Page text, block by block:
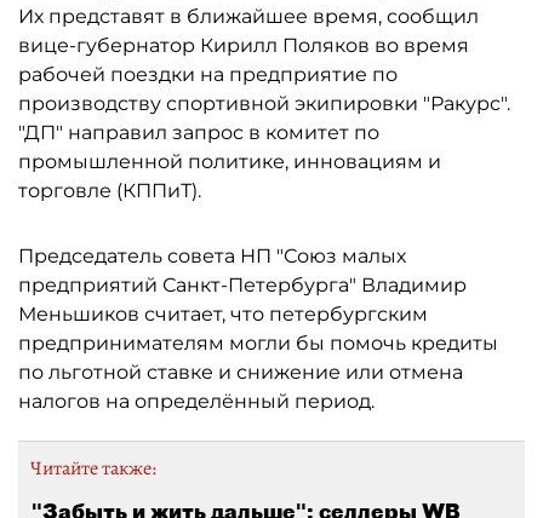
Их представят в ближайшее время, сообщил
вице-губернатор Кирилл Поляков во время
рабочей поездки на предприятие по
производству спортивной экипировки "Ракурс".
"ДП" направил запрос в комитет по
промышленной политике, инновациям и
торговле (КППиТ).
Председатель совета НП "Союз малых
предприятий Санкт-Петербурга" Владимир
Меньшиков считает, что петербургским
предпринимателям могли бы помочь кредиты
по льготной ставке и снижение или отмена
налогов на определённый период.
Читайте также:
"Забыть и жить дальше": селлеры WB